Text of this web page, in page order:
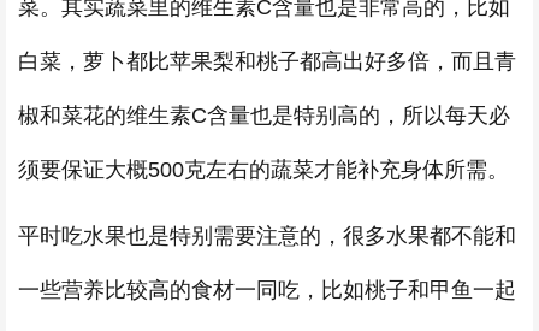
菜。其实蔬菜里的维生素C含量也是非常高的，比如
白菜，萝卜都比苹果梨和桃子都高出好多倍，而且青
椒和菜花的维生素C含量也是特别高的，所以每天必
须要保证大概500克左右的蔬菜才能补充身体所需。
平时吃水果也是特别需要注意的，很多水果都不能和
一些营养比较高的食材一同吃，比如桃子和甲鱼一起